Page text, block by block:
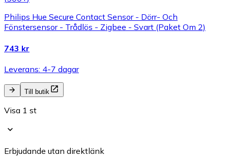
Philips Hue Secure Contact Sensor - Dörr- Och
Fönstersensor - Trådlös - Zigbee - Svart (Paket Om 2)
743 kr
Leverans: 4-7 dagar
Till butik
Visa 1 st
Erbjudande utan direktlänk